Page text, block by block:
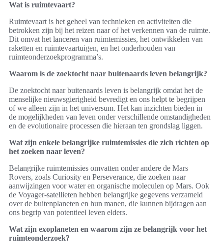
Wat is ruimtevaart?
Ruimtevaart is het geheel van technieken en activiteiten die
betrokken zijn bij het reizen naar of het verkennen van de ruimte.
Dit omvat het lanceren van ruimtemissies, het ontwikkelen van
raketten en ruimtevaartuigen, en het onderhouden van
ruimteonderzoekprogramma’s.
Waarom is de zoektocht naar buitenaards leven belangrijk?
De zoektocht naar buitenaards leven is belangrijk omdat het de
menselijke nieuwsgierigheid bevredigt en ons helpt te begrijpen
of we alleen zijn in het universum. Het kan inzichten bieden in
de mogelijkheden van leven onder verschillende omstandigheden
en de evolutionaire processen die hieraan ten grondslag liggen.
Wat zijn enkele belangrijke ruimtemissies die zich richten op
het zoeken naar leven?
Belangrijke ruimtemissies omvatten onder andere de Mars
Rovers, zoals Curiosity en Perseverance, die zoeken naar
aanwijzingen voor water en organische moleculen op Mars. Ook
de Voyager-satellieten hebben belangrijke gegevens verzameld
over de buitenplaneten en hun manen, die kunnen bijdragen aan
ons begrip van potentieel leven elders.
Wat zijn exoplaneten en waarom zijn ze belangrijk voor het
ruimteonderzoek?